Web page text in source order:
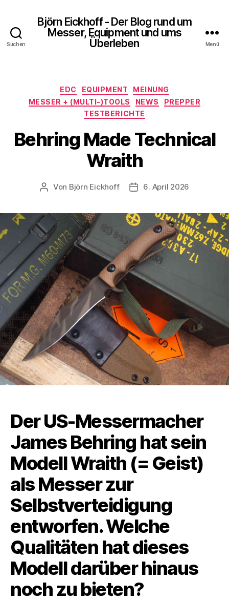
Suchen
Björn Eickhoff - Der Blog rund um
Messer, Equipment und ums
Überleben
Menü
Kategorien
EDC EQUIPMENT
MEINUNG
MESSER + (MULTI-)TOOLS
NEWS
PREPPER
TESTBERICHTE
Behring Made Technical
Wraith
Beitragsautor
Von Björn Eickhoff Veröffentlichungsdatum
6. April 2026
Der US-Messermacher
James Behring hat sein
Modell Wraith (= Geist)
als Messer zur
Selbstverteidigung
entworfen. Welche
Qualitäten hat dieses
Modell darüber hinaus
noch zu bieten?